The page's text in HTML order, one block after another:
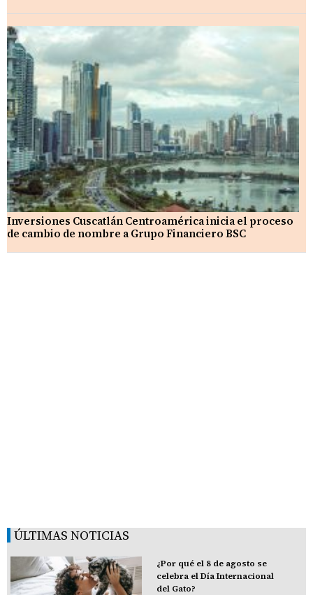
Inversiones Cuscatlán Centroamérica inicia el proceso
de cambio de nombre a Grupo Financiero BSC
ÚLTIMAS NOTICIAS
¿Por qué el 8 de agosto se
celebra el Día Internacional
del Gato?